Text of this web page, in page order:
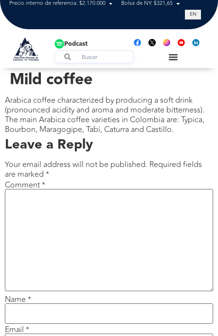
Precio interno de referencia: $2.170.000 Bolsa de NY: $321,65 Tasa de
EN
Podcast
Mild coffee
Arabica coffee characterized by producing a soft drink
(pronounced acidity and aroma and moderate bitterness).
The main Arabica coffee varieties in Colombia are: Typica,
Bourbon, Maragogipe, Tabi, Caturra and Castillo.
Leave a Reply
Your email address will not be published. Required fields
are marked *
Comment*
Name *
Email *